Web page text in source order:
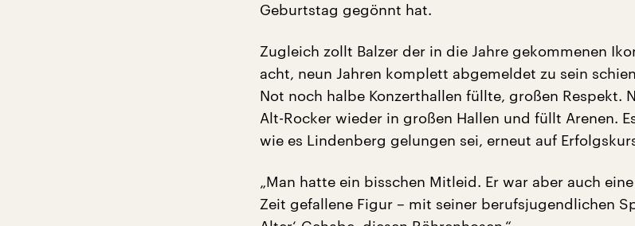
Geburtstag gegönnt hat.
Zugleich zollt Balzer der in die Jahre gekommenen
acht, neun Jahren komplett abgemeldet zu sein
Not noch halbe Konzerthallen füllte, großen Respekt.
Alt-Rocker wieder in großen Hallen und füllt Arenen.
wie es Lindenberg gelungen sei, erneut auf
„Man hatte ein bisschen Mitleid. Er war aber auch
Zeit gefallene Figur – mit seiner berufsjugendlichen